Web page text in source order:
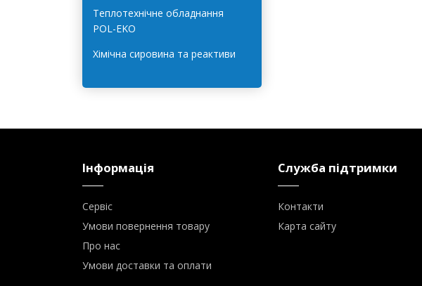
Системи очищення води
HYDROLAB
Теплотехнічне обладнання
Хімічна сировина та реактиви
Інформація
Сервіс
Умови повернення товару
Служба підтримки